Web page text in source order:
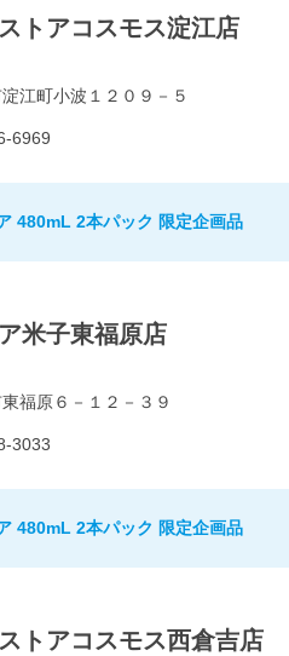
トアコスモス淀江店
江町小波１２０９－５
6969
480mL 2本パック 限定企画品
米子東福原店
福原６－１２－３９
3033
480mL 2本パック 限定企画品
トアコスモス西倉吉店